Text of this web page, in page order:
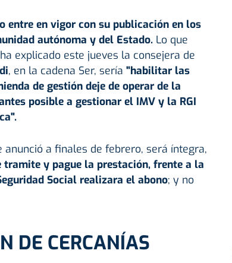
entre en vigor con su publicación en los
autónoma y del Estado. Lo que
explicado este jueves la consejera de
, en la cadena Ser, sería "habilitar las
de gestión deje de operar de la
posible a gestionar el IMV y la RGI
a finales de febrero, será íntegra,
tramite y pague la prestación, frente a la
Social realizara el abono; y no
DE CERCANÍAS